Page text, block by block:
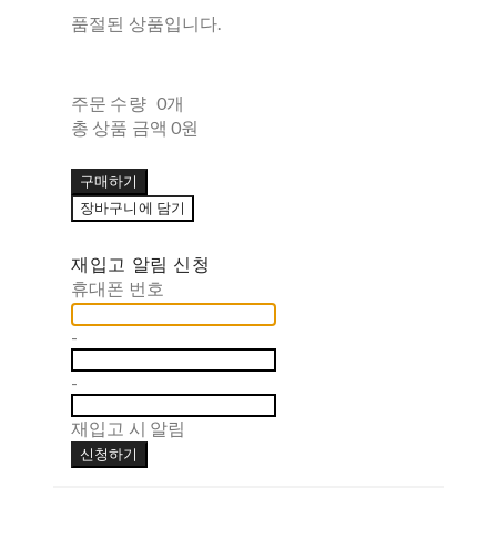
품절된 상품입니다.
주문 수량 0개
총 상품 금액 0원
구매하기
장바구니에 담기
재입고 알림 신청
휴대폰 번호
-
-
재입고 시 알림
신청하기